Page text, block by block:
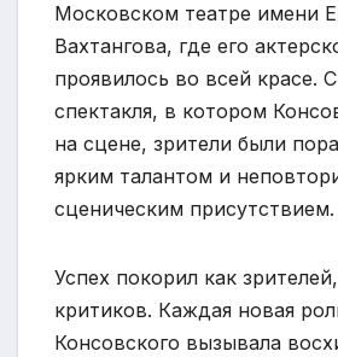
Московском театре имени
Вахтангова, где его
проявилось во всей красе.
спектакля, в котором
на сцене, зрители были
ярким талантом и
сценическим присутствием.
Успех покорил как
критиков. Каждая новая
Консовского вызывала